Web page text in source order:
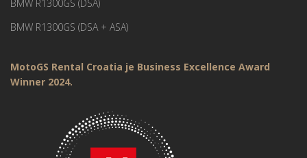
BMW R1300GS (DSA)
BMW R1300GS (DSA + ASA)
MotoGS Rental Croatia je Business Excellence Award
Winner 2024.